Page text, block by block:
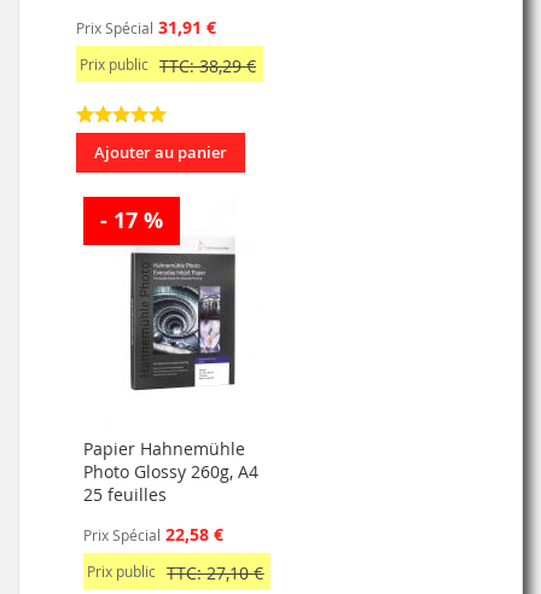
Prix Spécial 31,91 €
Prix public TTC: 38,29 €
Ajouter au panier
- 17 %
Papier Hahnemühle
Photo Glossy 260g, A4
25 feuilles
Prix Spécial 22,58 €
Prix public TTC: 27,10 €